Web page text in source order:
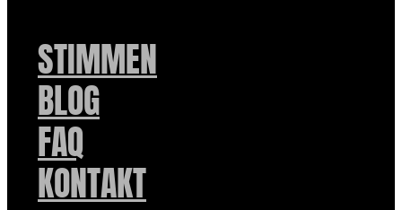
STIMMEN
BLOG
FAQ
KONTAKT